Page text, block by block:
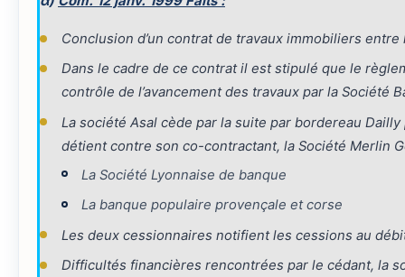
Conclusion d’un contrat de travaux immobiliers
Dans le cadre de ce contrat il est stipulé que le
contrôle de l’avancement des travaux par la Société
La société Asal cède par la suite par bordereau
détient contre son co-contractant, la Société Merlin
La Société Lyonnaise de banque
La banque populaire provençale et corse
Les deux cessionnaires notifient les cessions au
Difficultés financières rencontrées par le cédant, la